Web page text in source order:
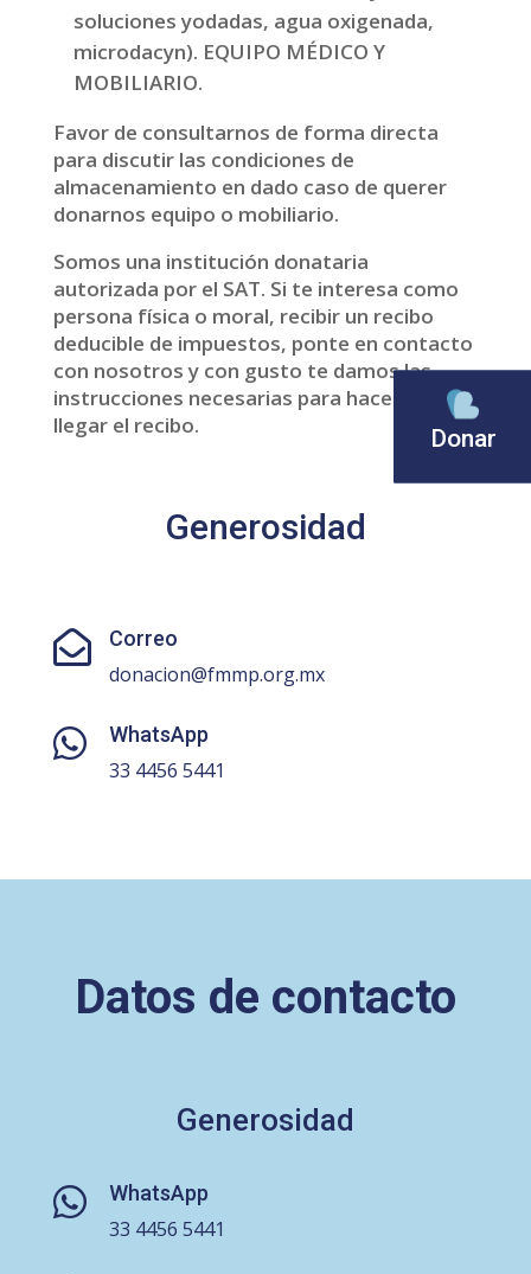
soluciones yodadas, agua oxigenada,
microdacyn). EQUIPO MÉDICO Y
MOBILIARIO.
Favor de consultarnos de forma directa
para discutir las condiciones de
almacenamiento en dado caso de querer
donarnos equipo o mobiliario.
Somos una institución donataria
autorizada por el SAT. Si te interesa como
persona física o moral, recibir un recibo
deducible de impuestos, ponte en contacto
con nosotros y con gusto te damos las
instrucciones necesarias para hacerte
llegar el recibo.
Generosidad
 Correo
donacion@fmmp.org.mx
 WhatsApp
33 4456 5441
Datos de contacto
Generosidad
 WhatsApp
33 4456 5441
Donar